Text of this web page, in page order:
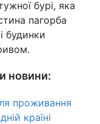
бурі, яка
пагорба
будинки
новини:
проживання
країні